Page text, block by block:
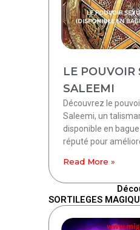
LE POUVOIR
SALEEMI
Découvrez le
Saleemi, un
disponible en
réputé pour
Read More »
SORTILEGES